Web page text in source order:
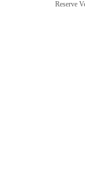
Reserve